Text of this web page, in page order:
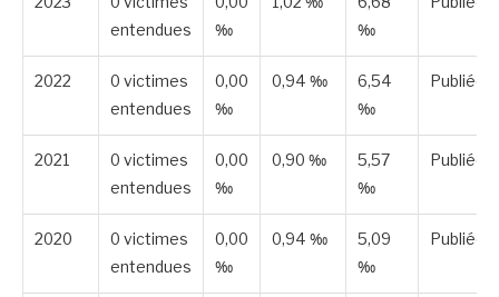
entendues
‰
‰
2022
0 victimes
entendues
0,00
‰
0,94 ‰
6,54
‰
Publiée
2021
0 victimes
entendues
0,00
‰
0,90 ‰
5,57
‰
Publiée
2020
0 victimes
entendues
0,00
‰
0,94 ‰
5,09
‰
Publiée